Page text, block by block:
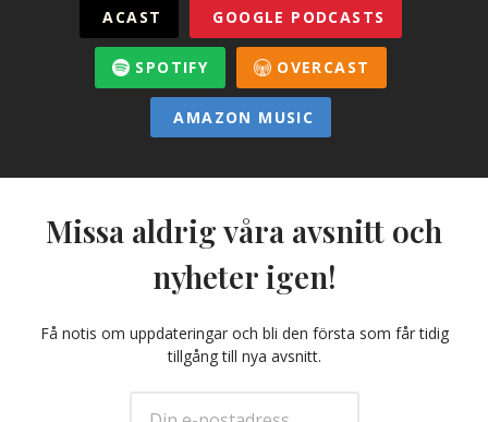
ACAST GOOGLE PODCASTS
SPOTIFY OVERCAST
AMAZON MUSIC
Missa aldrig våra avsnitt och
nyheter igen!
Få notis om uppdateringar och bli den första som får tidig
tillgång till nya avsnitt.